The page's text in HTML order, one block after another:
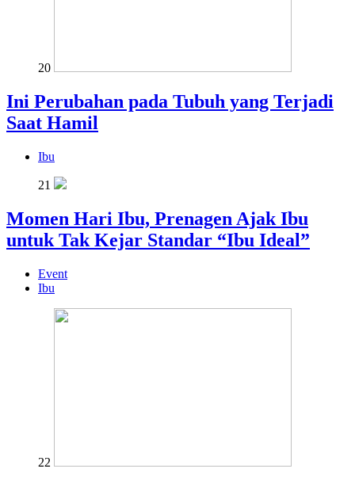
20
Ini Perubahan pada Tubuh yang Terjadi
Saat Hamil
Ibu
21
Momen Hari Ibu, Prenagen Ajak Ibu
untuk Tak Kejar Standar “Ibu Ideal”
Event
Ibu
22